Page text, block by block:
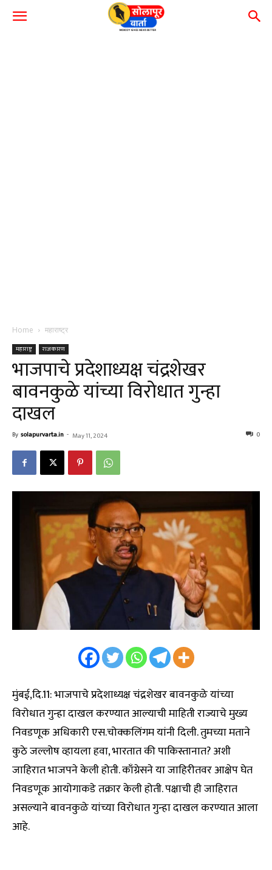
Home महाराष्ट्र
महाराष्ट्र राजकारण
भाजपाचे प्रदेशाध्यक्ष चंद्रशेखर
बावनकुळे यांच्या विरोधात गुन्हा
दाखल
By solapurvarta.in - May 11, 2024 0
मुंबई,दि.11: भाजपाचे प्रदेशाध्यक्ष चंद्रशेखर बावनकुळे यांच्या
विरोधात गुन्हा दाखल करण्यात आल्याची माहिती राज्याचे मुख्य
निवडणूक अधिकारी एस.चोक्कलिंगम यांनी दिली. तुमच्या मताने
कुठे जल्लोष व्हायला हवा, भारतात की पाकिस्तानात? अशी
जाहिरात भाजपने केली होती. काँग्रेसने या जाहिरीतवर आक्षेप घेत
निवडणूक आयोगाकडे तक्रार केली होती. पक्षाची ही जाहिरात
असल्याने बावनकुळे यांच्या विरोधात गुन्हा दाखल करण्यात आला
आहे.